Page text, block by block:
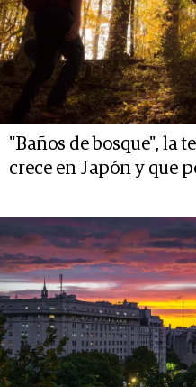
"Baños de bosque", la
crece en Japón y que